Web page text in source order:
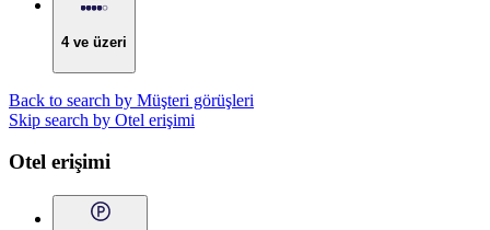
4 ve üzeri
Back to search by Müşteri görüşleri
Skip search by Otel erişimi
Otel erişimi